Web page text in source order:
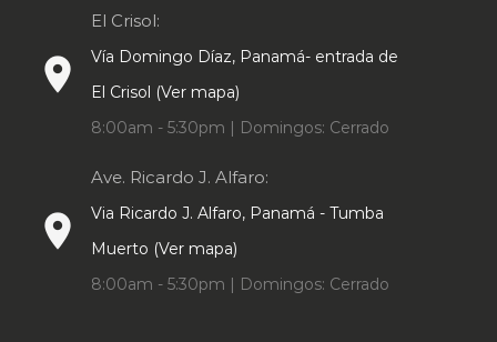
place
El Crisol:
Vía Domingo Díaz, Panamá- entrada de
El Crisol (Ver mapa)
8:00am - 5:30pm | Domingos: Cerrado
place
Ave. Ricardo J. Alfaro:
Via Ricardo J. Alfaro, Panamá - Tumba
Muerto (Ver mapa)
8:00am - 5:30pm | Domingos: Cerrado